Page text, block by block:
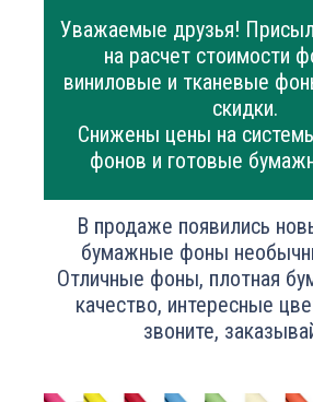
Уважаемые друзья!
на расчет стоимости
виниловые и тканевые
скидки.
Снижены цены на
фонов и готовые
В продаже появились
бумажные фоны
Отличные фоны, плотная
качество, интересные
звоните,